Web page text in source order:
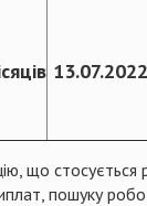
13.07.2022
що стосується
пошуку